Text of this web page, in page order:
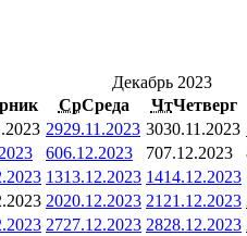
Декабрь 2023
СрСреда ЧтЧетверг
2929.11.2023 3030.11.2023
606.12.2023 707.12.2023
1313.12.2023 1414.12.2023
2020.12.2023 21 21.12.2023
2727.12.2023 2828.12.2023